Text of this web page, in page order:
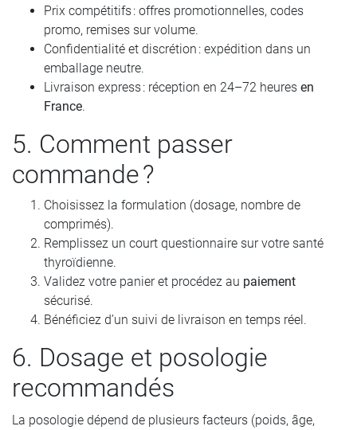
Prix compétitifs : offres promotionnelles, codes
promo, remises sur volume.
Confidentialité et discrétion : expédition dans un
emballage neutre.
Livraison express : réception en 24–72 heures en
France.
5. Comment passer
commande ?
Choisissez la formulation (dosage, nombre de
comprimés).
Remplissez un court questionnaire sur votre santé
thyroïdienne.
Validez votre panier et procédez au paiement
sécurisé.
Bénéficiez d’un suivi de livraison en temps réel.
6. Dosage et posologie
recommandés
La posologie dépend de plusieurs facteurs (poids, âge,